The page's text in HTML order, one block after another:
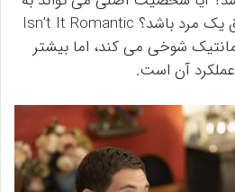
دنبال چیزی بیشتر از عشق یک مرد باشد؟ Isn’t It Romantic
شوخی می کند، اما بیشتر
آن است.